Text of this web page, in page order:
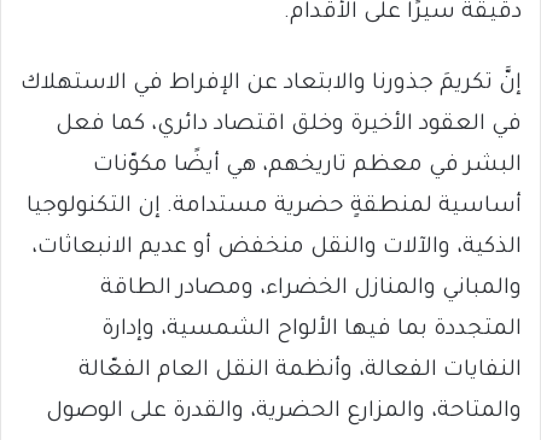
دقيقة سيرًا على الأقدام.
إنَّ تكريمَ جذورنا والابتعاد عن الإفراط في الاستهلاك
في العقود الأخيرة وخلق اقتصاد دائري، كما فعل
البشر في معظم تاريخهم، هي أيضًا مكوّنات
أساسية لمنطقةٍ حضرية مستدامة. إن التكنولوجيا
الذكية، والآلات والنقل منخفض أو عديم الانبعاثات،
والمباني والمنازل الخضراء، ومصادر الطاقة
المتجددة بما فيها الألواح الشمسية، وإدارة
النفايات الفعالة، وأنظمة النقل العام الفعّالة
والمتاحة، والمزارع الحضرية، والقدرة على الوصول